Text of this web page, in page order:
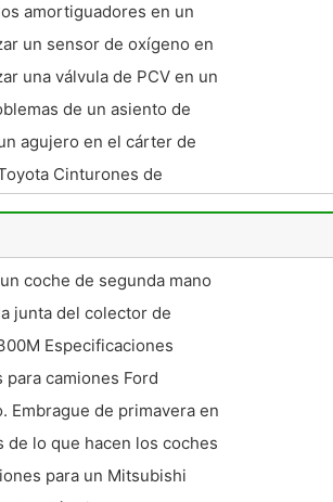
amortiguadores en un
1500 2WD 2002
un sensor de oxígeno en
una válvula de PCV en un
de un asiento de
agujero en el cárter de
Cinturones de
coche de segunda mano
junta del colector de
BlazerEspecificaciones
camiones Ford
Embrague de primavera en
de lo que hacen los coches
para un Mitsubishi